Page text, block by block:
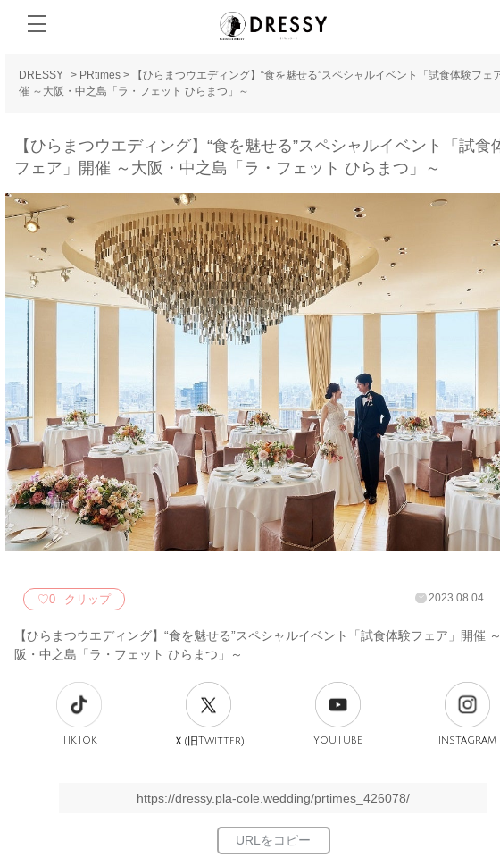
DRESSY > PRtimes >
【ひらまつウエディング】“食を魅せる”スペシャルイベント「試食体験フェ
催 ～大阪・中之島「ラ・フェット ひらまつ」～
【ひらまつウエディング】“食を魅せる”スペシャルイベント「試食
フェア」開催 ～大阪・中之島「ラ・フェット ひらまつ」～
♡0 クリップ 2023.08.04
【ひらまつウエディング】“食を魅せる”スペシャルイベント「試食体験フェア」開催
阪・中之島「ラ・フェット ひらまつ」～
TikTok Ｘ(旧 Twitter) YouTube Instagram
https://dressy.pla-cole.wedding/prtimes_426078/